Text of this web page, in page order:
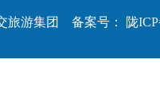
旅游集团 备案号： 陇